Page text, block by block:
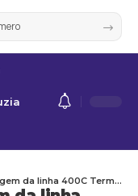
São Gabriel / Belo Horizonte (Direta) em 2026?